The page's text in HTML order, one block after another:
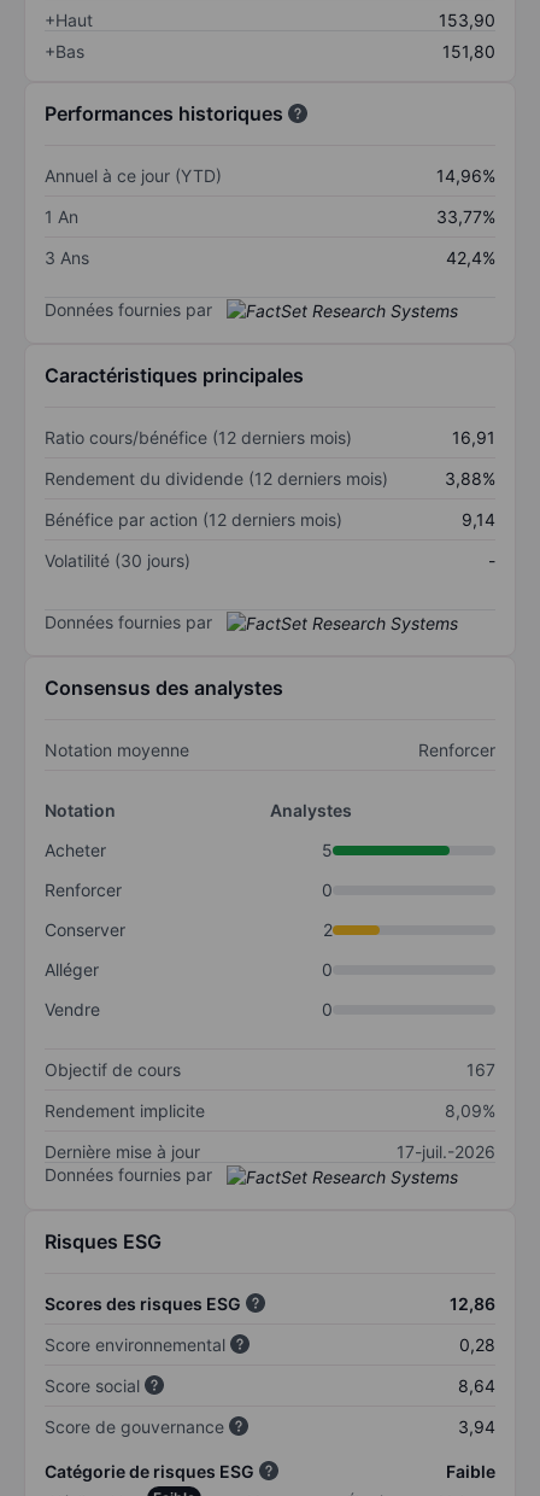
+Haut
153,90
+Bas
151,80
Performances historiques
Annuel à ce jour (YTD)
14,96%
1 An
33,77%
3 Ans
42,4%
Données fournies par
Caractéristiques principales
Ratio cours/bénéfice (12 derniers mois)
16,91
Rendement du dividende (12 derniers mois)
3,88%
Bénéfice par action (12 derniers mois)
9,14
Volatilité (30 jours)
-
Données fournies par
Consensus des analystes
Notation moyenne Renforcer
Notation
Analystes
Acheter
5
Renforcer
0
Conserver
2
Alléger
0
Vendre
0
Objectif de cours
167
Rendement implicite
8,09%
Dernière mise à jour
17-juil.-2026
Données fournies par
Risques ESG
Scores des risques ESG
12,86
Score environnemental
0,28
Score social
8,64
Score de gouvernance
3,94
Catégorie de risques ESG Faible